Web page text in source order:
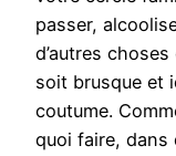
passer,
d’autres
soit brusque et
coutume.
quoi faire, dans